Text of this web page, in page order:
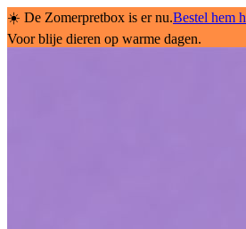
☀️ De Zomerpretbox is er nu.Bestel hem
Voor blije dieren op warme dagen.